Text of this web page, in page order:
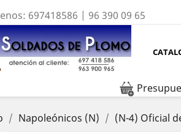
697418586 | 96 390 09 65
Napoleónicos (N) (N-4) Oficial